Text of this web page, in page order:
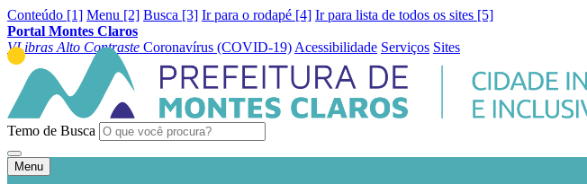
Conteúdo [1] Menu [2] Busca [3] Ir para o rodapé [4] Ir para lista de todos os sites [5]
Portal Montes Claros
VLibras Alto Contraste Coronavírus (COVID-19) Acessibilidade Serviços Sites
Temo de Busca
Menu